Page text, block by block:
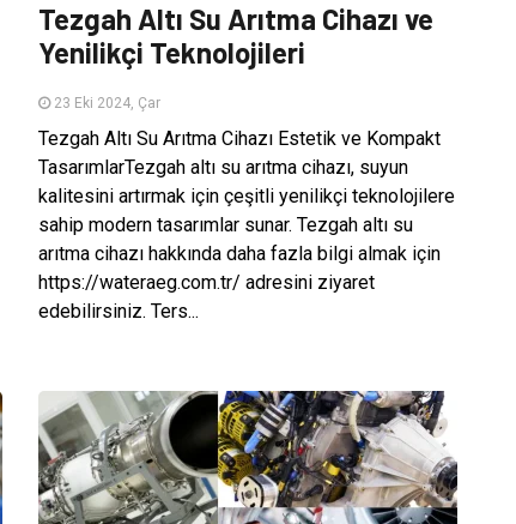
Tezgah Altı Su Arıtma Cihazı ve
Yenilikçi Teknolojileri
23 Eki 2024, Çar
Tezgah Altı Su Arıtma Cihazı Estetik ve Kompakt
TasarımlarTezgah altı su arıtma cihazı, suyun
kalitesini artırmak için çeşitli yenilikçi teknolojilere
sahip modern tasarımlar sunar. Tezgah altı su
arıtma cihazı hakkında daha fazla bilgi almak için
https://wateraeg.com.tr/ adresini ziyaret
edebilirsiniz. Ters...